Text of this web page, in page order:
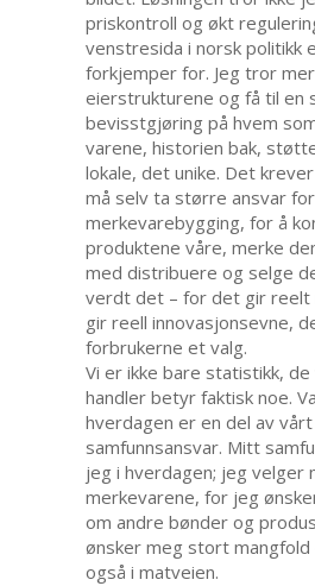
priskontroll og økt
venstresida i norsk politikk
forkjemper for. Jeg tror
eierstrukturene og få til en
bevisstgjøring på hvem
varene, historien bak,
lokale, det unike. Det
må selv ta større ansvar for
merkevarebygging, for å
produktene våre, merke
med distribuere og selge
verdt det – for det gir reelt
gir reell innovasjonsevne,
forbrukerne et valg.
Vi er ikke bare statistikk,
handler betyr faktisk noe.
hverdagen er en del av vårt
samfunnsansvar. Mitt
jeg i hverdagen; jeg velger
merkevarene, for jeg
om andre bønder og
ønsker meg stort mangfold
også i matveien.